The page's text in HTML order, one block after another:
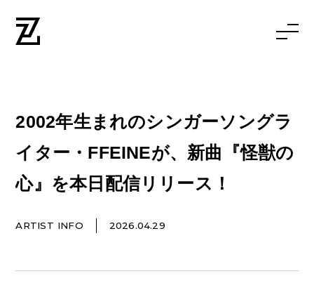
2002年生まれのシンガーソングラ
イター・FFEINEが、新曲『怪獣の
心』を本日配信リリース！
ARTIST INFO 2026.04.29